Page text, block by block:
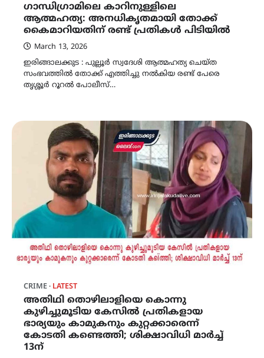
ഗാന്ധിഗ്രാമിലെ കാറിനുള്ളിലെ
ആത്മഹത്യ: അനധികൃതമായി തോക്ക്
കൈമാറിയതിന് രണ്ട് പ്രതികൾ പിടിയിൽ
March 13, 2026
ഇരിങ്ങാലക്കുട : പുല്ലൂർ സ്വദേശി ആത്മഹത്യ ചെയ്ത
സംഭവത്തിൽ തോക്ക് എത്തിച്ചു നൽകിയ രണ്ട് പേരെ
തൃശ്ശൂർ റൂറൽ പോലീസ്…
CRIME LATEST
അതിഥി തൊഴിലാളിയെ കൊന്നു
കുഴിച്ചുമൂടിയ കേസിൽ പ്രതികളായ
ഭാര്യയും കാമുകനും കുറ്റക്കാരെന്ന്
കോടതി കണ്ടെത്തി; ശിക്ഷാവിധി മാർച്ച്
13ന്